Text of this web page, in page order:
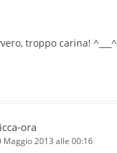
troppo carina! ^___^
ora
Maggio 2013 alle 00:16